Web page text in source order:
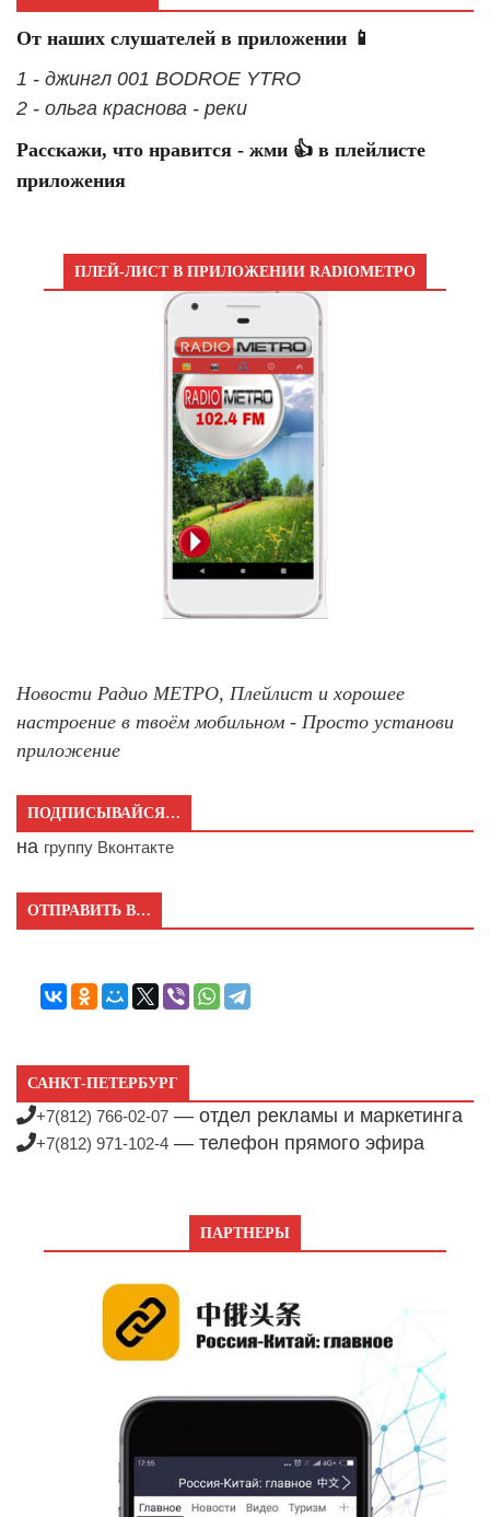
От наших слушателей в приложении 📱
1 - джингл 001 BODROE YTRO
2 - ольга краснова - реки
Расскажи, что нравится - жми 👍 в плейлисте
приложения
ПЛЕЙ-ЛИСТ В ПРИЛОЖЕНИИ RADIOМЕТРО
Новости Радио МЕТРО, Плейлист и хорошее
настроение в твоём мобильном - Просто установи
приложение
ПОДПИСЫВАЙСЯ…
на группу Вконтакте
ОТПРАВИТЬ В…
САНКТ-ПЕТЕРБУРГ
+7(812) 766-02-07 — отдел рекламы и маркетинга
+7(812) 971-102-4 — телефон прямого эфира
ПАРТНЕРЫ